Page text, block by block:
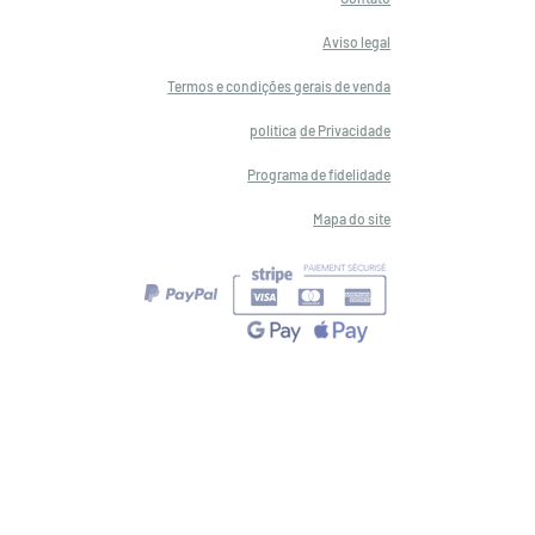
Aviso legal
Termos e condições gerais de venda
política de Privacidade
Programa de fidelidade
Mapa do site